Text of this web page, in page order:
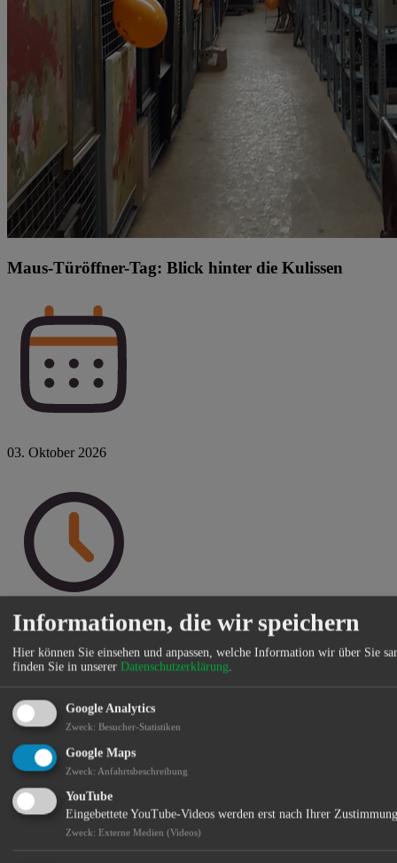
Maus-Türöffner-Tag: Blick hinter die Kulissen
03. Oktober 2026
Sa 10:00 - 11:30 Uhr
Aventinum ・ Osterriedergasse 6 ・ 93326 Abensberg
Informationen, die wir speichern
Hier können Sie einsehen und anpassen, welche Information wir über Sie
finden Sie in unserer Datenschutzerklärung.
Google Analytics
Zweck: Besucher-Statistiken
Google Maps
Zweck: Anfahrtsbeschreibung
YouTube
Eingebettete YouTube-Videos werden erst nach Ihrer
Zweck: Externe Medien (Videos)